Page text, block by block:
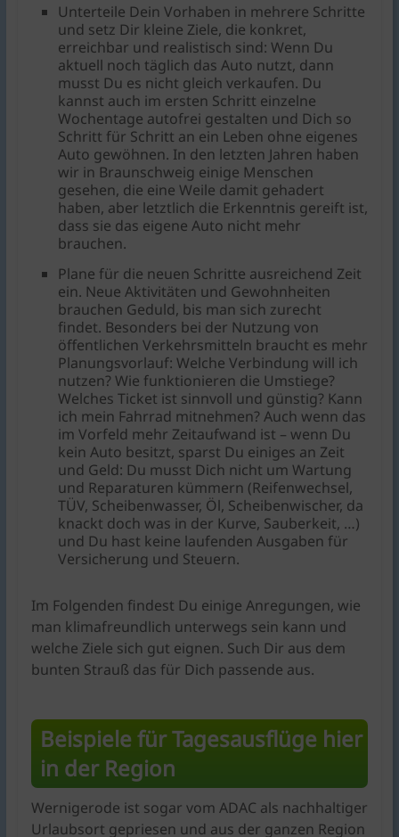
Unterteile Dein Vorhaben in mehrere Schritte
und setz Dir kleine Ziele, die konkret,
erreichbar und realistisch sind: Wenn Du
aktuell noch täglich das Auto nutzt, dann
musst Du es nicht gleich verkaufen. Du
kannst auch im ersten Schritt einzelne
Wochentage autofrei gestalten und Dich so
Schritt für Schritt an ein Leben ohne eigenes
Auto gewöhnen. In den letzten Jahren haben
wir in Braunschweig einige Menschen
gesehen, die eine Weile damit gehadert
haben, aber letztlich die Erkenntnis gereift ist,
dass sie das eigene Auto nicht mehr
brauchen.
Plane für die neuen Schritte ausreichend Zeit
ein. Neue Aktivitäten und Gewohnheiten
brauchen Geduld, bis man sich zurecht
findet. Besonders bei der Nutzung von
öffentlichen Verkehrsmitteln braucht es mehr
Planungsvorlauf: Welche Verbindung will ich
nutzen? Wie funktionieren die Umstiege?
Welches Ticket ist sinnvoll und günstig? Kann
ich mein Fahrrad mitnehmen? Auch wenn das
im Vorfeld mehr Zeitaufwand ist – wenn Du
kein Auto besitzt, sparst Du einiges an Zeit
und Geld: Du musst Dich nicht um Wartung
und Reparaturen kümmern (Reifenwechsel,
TÜV, Scheibenwasser, Öl, Scheibenwischer, da
knackt doch was in der Kurve, Sauberkeit, …)
und Du hast keine laufenden Ausgaben für
Versicherung und Steuern.
Im Folgenden findest Du einige Anregungen, wie
man klimafreundlich unterwegs sein kann und
welche Ziele sich gut eignen. Such Dir aus dem
bunten Strauß das für Dich passende aus.
Beispiele für Tagesausflüge hier
in der Region
Wernigerode ist sogar vom ADAC als nachhaltiger
Urlaubsort gepriesen und aus der ganzen Region